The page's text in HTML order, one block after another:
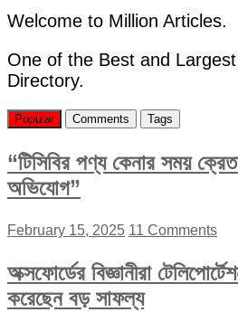
Welcome to Million Articles.
One of the Best and
Directory.
Popular Comments Tags
“টিসিবির পণ্য কেনার সময়
অভিযোগ”
February 15, 2025 11 Comments
অক্সফোর্ডের বিজ্ঞানীরা
করেছেন বড় সাফল্য